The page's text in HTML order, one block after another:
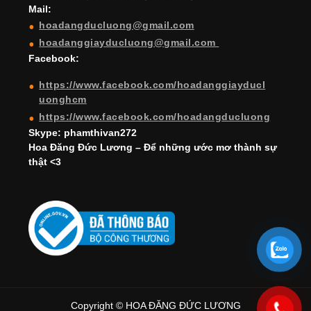
Mail:
hoadangducluong@gmail.com
hoadanggiayducluong@gmail.com
Facebook:
https://www.facebook.com/hoadanggiayducl
uonghcm
https://www.facebook.com/hoadangducluong
Skype: phamthivan272
Hoa Đăng Đức Lương – Để những ước mơ thành sự
thật <3
Copyright © HOA ĐĂNG ĐỨC LƯƠNG